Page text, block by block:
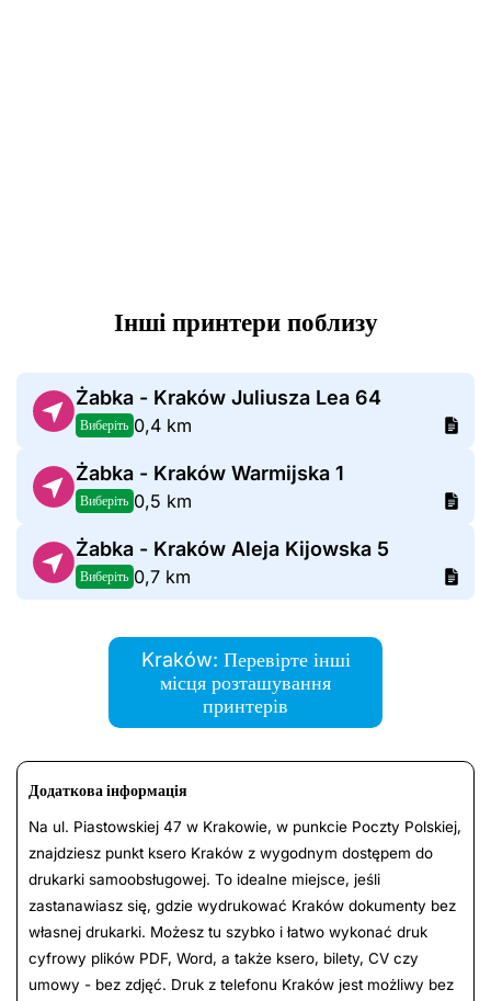
Інші принтери поблизу
Żabka - Kraków Juliusza Lea 64
Виберіть 0,4 km
Żabka - Kraków Warmijska 1
Виберіть 0,5 km
Żabka - Kraków Aleja Kijowska 5
Виберіть 0,7 km
Kraków: Перевірте інші
місця розташування
принтерів
Додаткова інформація
Na ul. Piastowskiej 47 w Krakowie, w punkcie Poczty Polskiej,
znajdziesz punkt ksero Kraków z wygodnym dostępem do
drukarki samoobsługowej. To idealne miejsce, jeśli
zastanawiasz się, gdzie wydrukować Kraków dokumenty bez
własnej drukarki. Możesz tu szybko i łatwo wykonać druk
cyfrowy plików PDF, Word, a także ksero, bilety, CV czy
umowy - bez zdjęć. Druk z telefonu Kraków jest możliwy bez